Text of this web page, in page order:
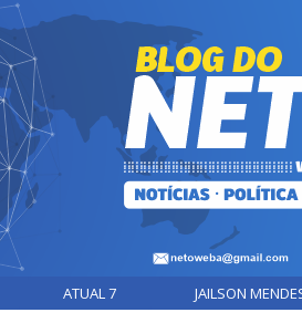
ATUAL 7 JAILSON